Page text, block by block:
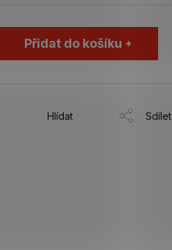
Přidat do košíku
Hlídat Sdílet